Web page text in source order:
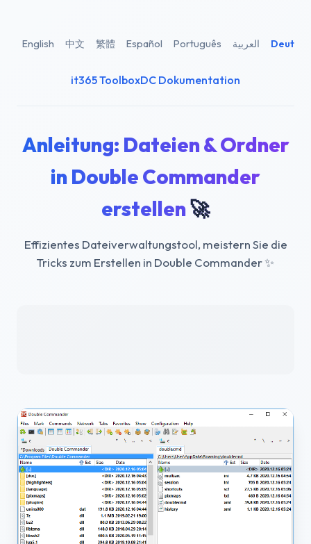
English 中文 繁體 Español Português العربية Deutsch
it365 ToolboxDC Dokumentation
Anleitung: Dateien & Ordner
in Double Commander
erstellen🚀
Effizientes Dateiverwaltungstool, meistern Sie die
Tricks zum Erstellen in Double Commander✨